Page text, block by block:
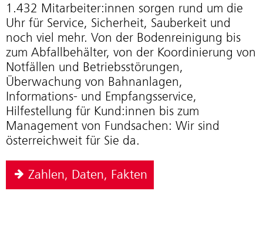
1.432 Mitarbeiter:innen sorgen rund um die
Uhr für Service, Sicherheit, Sauberkeit und
noch viel mehr. Von der Boden­reinigung bis
zum Abfallbehälter, von der Koordinierung von
Notfällen und Betriebs­störungen,
Überwachung von Bahnanlagen,
Informations- und Empfangsservice,
Hilfestellung für Kund:innen bis zum
Management von Fundsachen: Wir sind
österreichweit für Sie da.
Zahlen, Daten, Fakten